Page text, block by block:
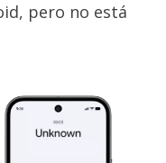
pero no está